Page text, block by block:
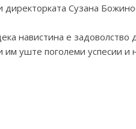
Сузана
навистина е задоволство
им уште поголеми успесии и